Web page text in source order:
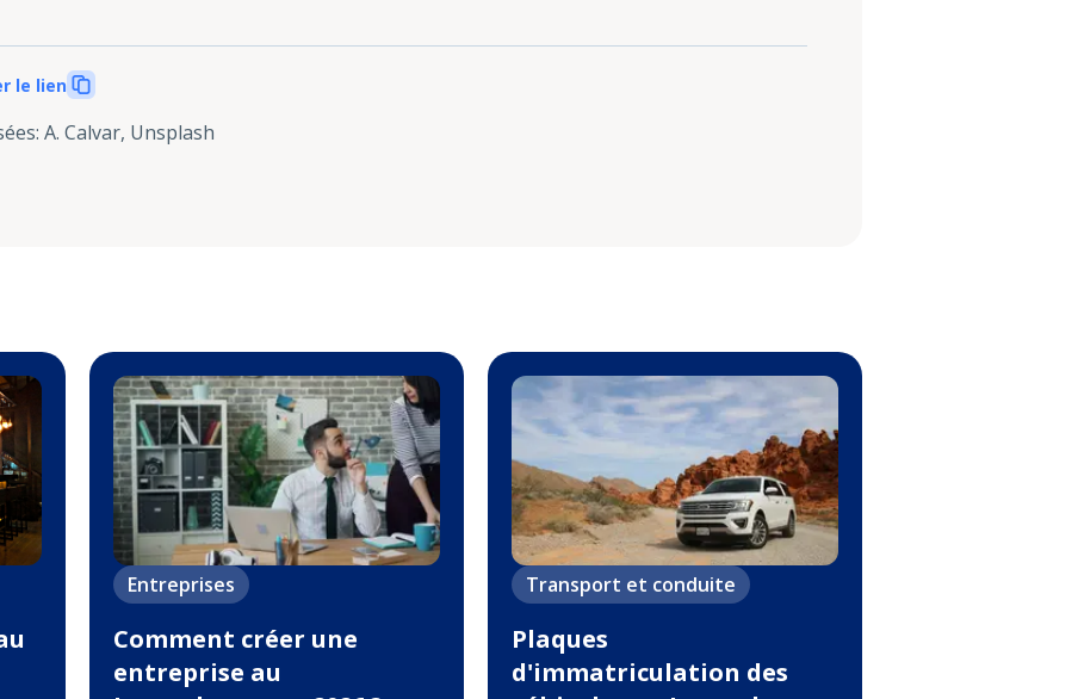
le lien
: A. Calvar, Unsplash
Entreprises
Comment créer une
entreprise au
Transport et conduite
Plaques
d'immatriculation des